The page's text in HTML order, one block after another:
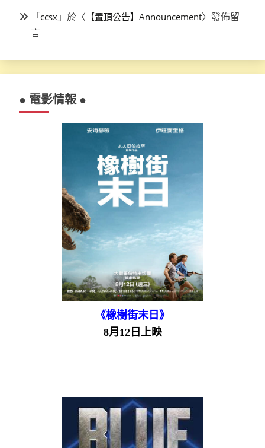
「ccsx 」於〈 【置頂公告】Announcement〉發佈留
言
● 電影情報 ●
《橡樹街末日》
8月12日上映